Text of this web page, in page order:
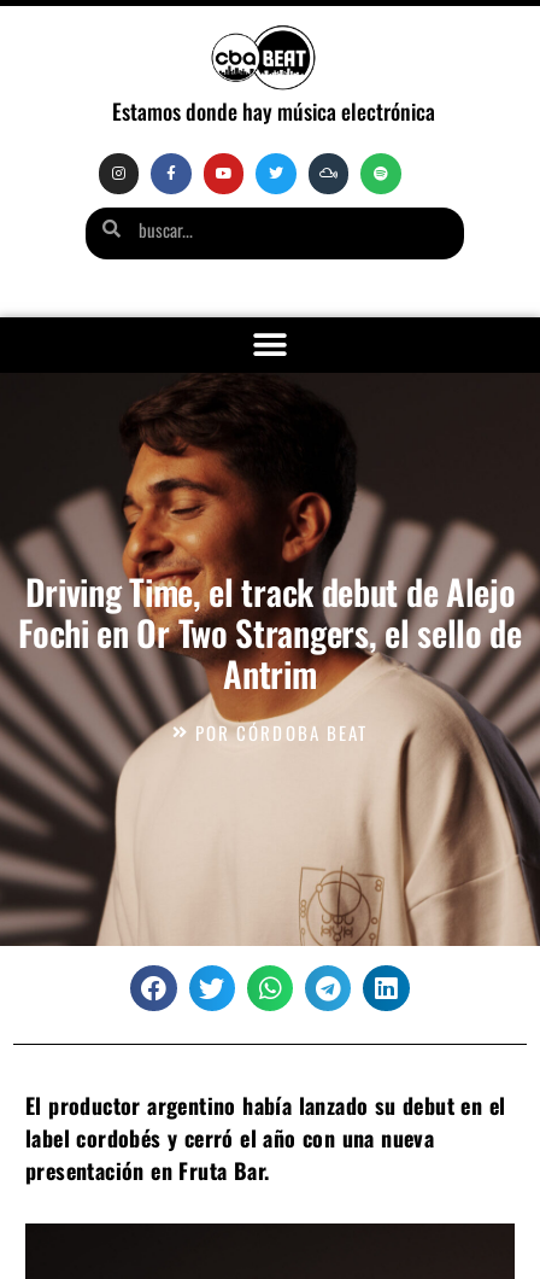
Estamos donde hay música electrónica
Driving Time, el track debut de Alejo
Fochi en Or Two Strangers, el sello de
Antrim
PORCÓRDOBA BEAT
El productor argentino había lanzado su debut en el
label cordobés y cerró el año con una nueva
presentación en Fruta Bar.